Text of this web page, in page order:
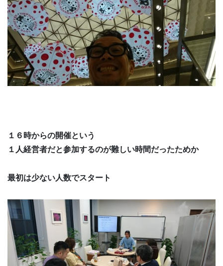
１６時からの開催という
１人経営者だと参加するのが難しい時間だったためか
最初は少ない人数でスタート